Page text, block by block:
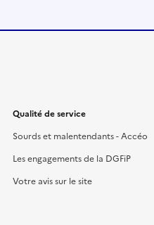
Qualité de service
Sourds et malentendants - Accéo
Les engagements de la DGFiP
Votre avis sur le site